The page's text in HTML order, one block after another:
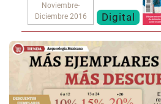
Noviembre-
Diciembre 2016
Digital